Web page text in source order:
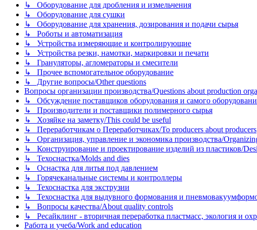
↳ Оборудование для дробления и измельчения
↳ Оборудование для сушки
↳ Оборудование для хранения, дозирования и подачи сырья
↳ Роботы и автоматизация
↳ Устройства измеряющие и контролирующие
↳ Устройства резки, намотки, маркировки и печати
↳ Грануляторы, агломераторы и смесители
↳ Прочее вспомогательное оборудование
↳ Другие вопросы/Other questions
Вопросы организации производства/Questions about production
↳ Обсуждение поставщиков оборудования и самого
↳ Производители и поставщики полимерного сырья
↳ Хозяйке на заметку/This could be useful
↳ Переработчикам о Переработчиках/To producers about producers
↳ Организация, управление и экономика производства/
↳ Конструирование и проектирование изделий из пластиков/
↳ Техоснастка/Molds and dies
↳ Оснастка для литья под давлением
↳ Горячеканальные системы и контроллеры
↳ Техоснастка для экструзии
↳ Техоснастка для выдувного формования и
↳ Вопросы качества/About quality controls
↳ Ресайклинг - вторичная переработка пластмасс, экология и
Работа и учеба/Work and education